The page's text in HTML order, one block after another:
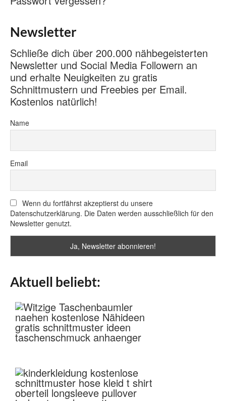
Newsletter
Schließe dich über 200.000 nähbegeisterten
Newsletter und Social Media Followern an
und erhalte Neuigkeiten zu gratis
Schnittmustern und Freebies per Email.
Kostenlos natürlich!
Name
Email
Wenn du fortfährst akzeptierst du unsere
Datenschutzerklärung. Die Daten werden ausschließlich für den
Newsletter genutzt.
Aktuell beliebt: